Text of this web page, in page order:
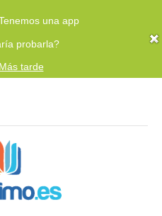
una app
probarla?
Más tarde